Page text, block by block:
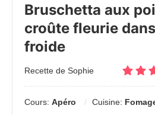
Bruschetta aux
croûte fleurie
froide
Recette de Sophie
Cours: Apéro Cuisine: